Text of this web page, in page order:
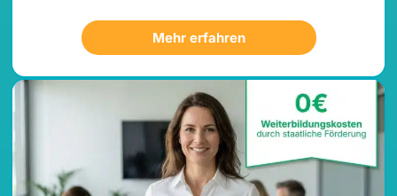
Mehr erfahren